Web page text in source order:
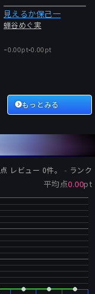
見えるか保己一
蝉谷めぐ実
-0.00pt-0.00pt
もっとみる
点 レビュー 0件。 - ランク
平均点0.00pt